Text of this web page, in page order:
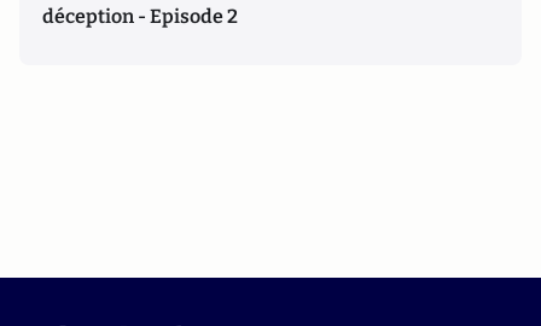
déception - Episode 2